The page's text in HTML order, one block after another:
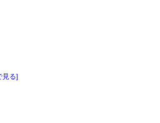
見る]